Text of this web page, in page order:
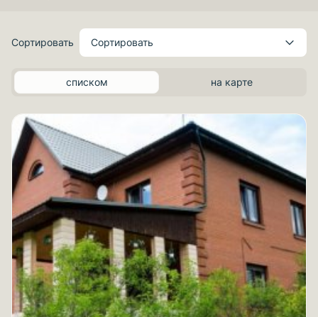
Сортировать Сортировать
списком на карте